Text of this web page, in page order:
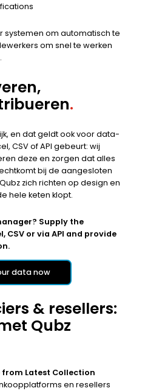
systemen om automatisch te
om snel te werken
.
en dat geldt ook voor data-
CSV of API gebeurt: wij
deze en zorgen dat alles
bij de aangesloten
zich richten op design en
hele keten klopt.
Supply the
CSV or via API and provide
data now
& resellers:
Qubz
Latest Collection
en resellers